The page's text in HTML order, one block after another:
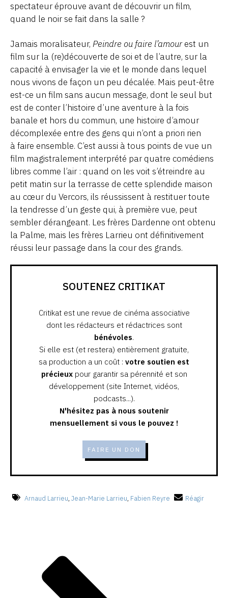
spectateur éprouve avant de découvrir un film,
quand le noir se fait dans la salle ?
Jamais moralisateur, Peindre ou faire l’amourest un
film sur la (re)découverte de soi et de l’autre, sur la
capacité à envisager la vie et le monde dans lequel
nous vivons de façon un peu décalée. Mais peut-être
est-ce un film sans aucun message, dont le seul but
est de conter l’histoire d’une aventure à la fois
banale et hors du commun, une histoire d’amour
décomplexée entre des gens qui n’ont a priori rien
à faire ensemble. C’est aussi à tous points de vue un
film magistralement interprété par quatre comédiens
libres comme l’air : quand on les voit s’étreindre au
petit matin sur la terrasse de cette splendide maison
au cœur du Vercors, ils réussissent à restituer toute
la tendresse d’un geste qui, à première vue, peut
sembler dérangeant. Les frères Dardenne ont obtenu
la Palme, mais les frères Larrieu ont définitivement
réussi leur passage dans la cour des grands.
SOUTENEZ CRITIKAT
Critikat est une revue de cinéma associative
dont les rédacteurs et rédactrices sont
bénévoles.
Si elle est (et restera) entièrement gratuite,
sa production a un coût : votre soutien est
précieuxpour garantir sa pérennité et son
développement (site Internet, vidéos,
podcasts...).
N'hésitez pas à nous soutenir
mensuellement si vous le pouvez !
FAIRE UN DON
Arnaud Larrieu, Jean-Marie Larrieu, Fabien Reyre Réagir